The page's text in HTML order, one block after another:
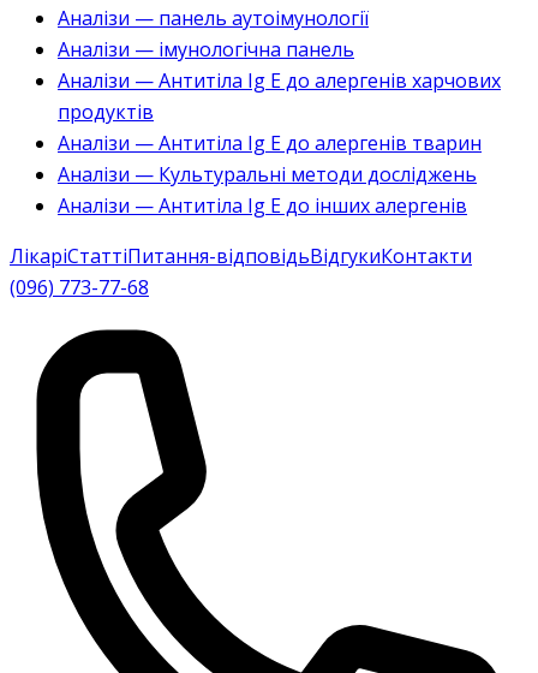
Аналізи — панель аутоімунології
Аналізи — імунологічна панель
Аналізи — Антитіла Ig E до алергенів харчових
продуктів
Аналізи — Антитіла Ig E до алергенів тварин
Аналізи — Культуральні методи досліджень
Аналізи — Антитіла Ig E до інших алергенів
ЛікаріСтаттіПитання-відповідьВідгукиКонтакти
(096) 773-77-68